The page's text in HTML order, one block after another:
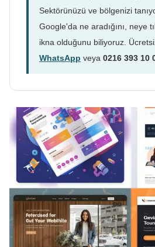
Sektörünüzü ve bölgenizi
Google'da ne aradığını, neye
ikna olduğunu biliyoruz.
WhatsApp veya 0216 393 10